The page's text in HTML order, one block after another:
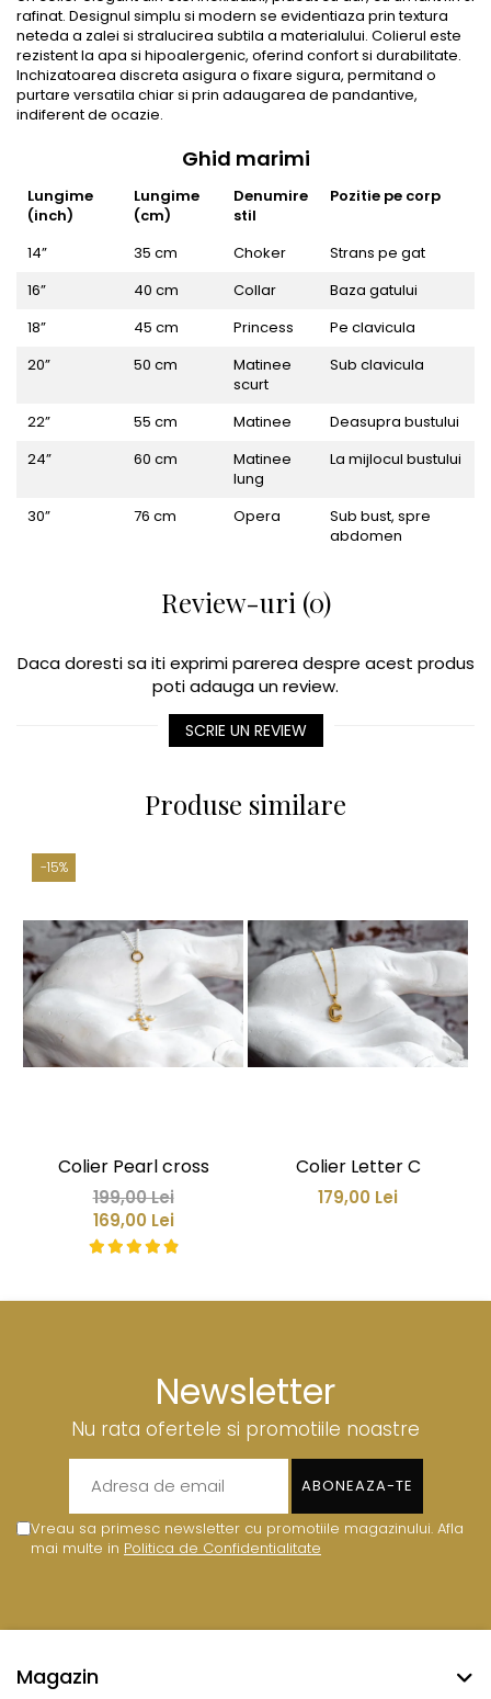
rafinat. Designul simplu si modern se evidentiaza prin textura
neteda a zalei si stralucirea subtila a materialului. Colierul este
rezistent la apa si hipoalergenic, oferind confort si durabilitate.
Inchizatoarea discreta asigura o fixare sigura, permitand o
purtare versatila chiar si prin adaugarea de pandantive,
indiferent de ocazie.
Ghid marimi
Lungime
(inch)
Lungime
(cm)
Denumire
stil
Pozitie pe corp
14” 35 cm Choker
Strans pe gat
16”
40 cm Collar
Baza gatului
18”
45 cm Princess
Pe clavicula
20”
50 cm
Matinee
scurt
Sub clavicula
22” 55 cm Matinee
Deasupra bustului
24”
60 cm
Matinee
lung
La mijlocul bustului
30” 76 cm Opera
Sub bust, spre
abdomen
Review-uri (0)
Daca doresti sa iti exprimi parerea despre acest produs
poti adauga un review.
SCRIE UN REVIEW
Produse similare
-15%
Colier Pearl cross
199,00 Lei
169,00 Lei
Colier Letter C
179,00 Lei
Newsletter
Nu rata ofertele si promotiile noastre
Vreau sa primesc newsletter cu promotiile magazinului. Afla
mai multe in Politica de Confidentialitate
Magazin